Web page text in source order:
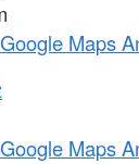
Maps
Maps